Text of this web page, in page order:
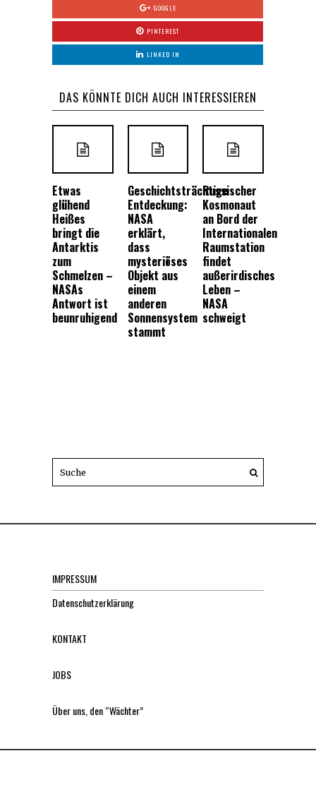
GOOGLE
PINTEREST
LINKED IN
DAS KÖNNTE DICH AUCH INTERESSIEREN
Etwas
glühend
Heißes
bringt die
Antarktis
zum
Schmelzen –
NASAs
Antwort ist
beunruhigend
Geschichtsträchtige
Entdeckung:
NASA
erklärt,
dass
mysteriöses
Objekt aus
einem
anderen
Sonnensystem
stammt
Russischer
Kosmonaut
an Bord der
Internationalen
Raumstation
findet
außerirdisches
Leben –
NASA
schweigt
IMPRESSUM
Datenschutzerklärung
KONTAKT
JOBS
Über uns, den “Wächter”